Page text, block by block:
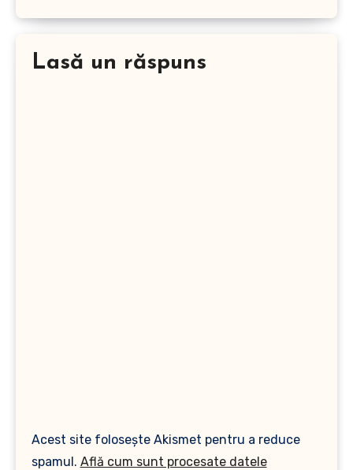
Lasă un răspuns
Acest site folosește Akismet pentru a reduce
spamul. Află cum sunt procesate datele